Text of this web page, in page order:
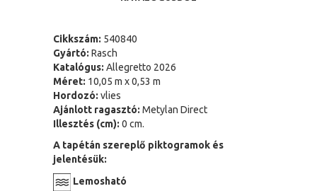
Cikkszám: 540840
Gyártó: Rasch
Katalógus: Allegretto 2026
Méret: 10,05 m x 0,53 m
Hordozó: vlies
Ajánlott ragasztó: Metylan Direct
Illesztés (cm): 0 cm.
A tapétán szereplő piktogramok és
jelentésük:
Lemosható